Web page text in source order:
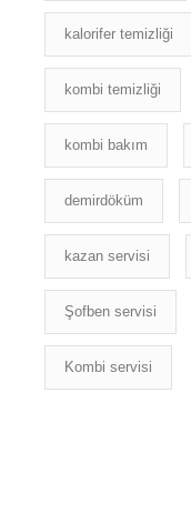
kalorifer temizliği
kombi temizliği
kombi bakım
demirdöküm
kazan servisi
Şofben servisi
Kombi servisi